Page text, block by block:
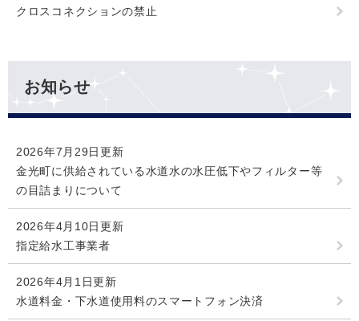
クロスコネクションの禁止
お知らせ
2026年7月29日更新
金光町に供給されている水道水の水圧低下やフィルター等
の目詰まりについて
2026年4月10日更新
指定給水工事業者
2026年4月1日更新
水道料金・下水道使用料のスマートフォン決済